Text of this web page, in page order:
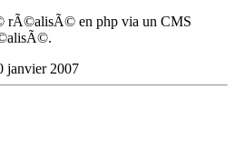
rÃ©alisÃ© en php via un CMS
janvier 2007